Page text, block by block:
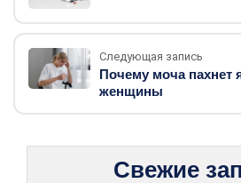
Следующая запись
Почему моча пахнет
женщины
Свежие